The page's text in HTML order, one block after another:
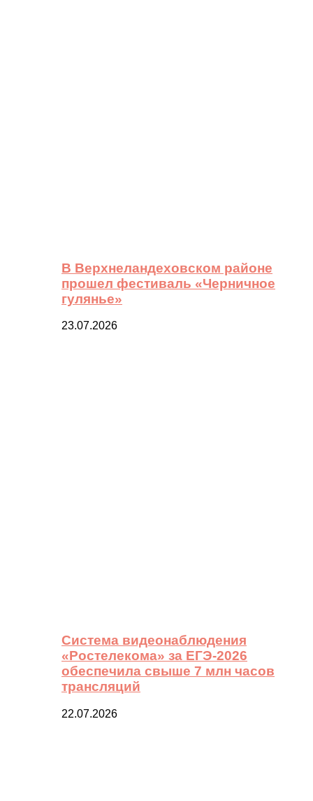
В Верхнеландеховском районе
прошел фестиваль «Черничное
гулянье»
23.07.2026
Система видеонаблюдения
«Ростелекома» за ЕГЭ-2026
обеспечила свыше 7 млн часов
трансляций
22.07.2026